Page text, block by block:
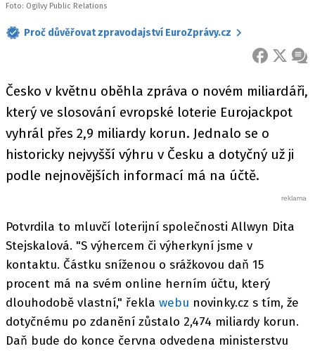
Foto: Ogilvy Public Relations
Proč důvěřovat zpravodajství EuroZprávy.cz
FACEBOOK
X
Česko v květnu oběhla zpráva o novém miliardáři,
který ve slosování evropské loterie Eurojackpot
vyhrál přes 2,9 miliardy korun. Jednalo se o
historicky nejvyšší výhru v Česku a dotyčný už ji
podle nejnovějších informací má na účtě.
Potvrdila to mluvčí loterijní společnosti Allwyn Dita
Stejskalová. "S výhercem či výherkyní jsme v
kontaktu. Částku sníženou o srážkovou daň 15
procent má na svém online herním účtu, který
dlouhodobě vlastní," řekla webu novinky.cz s tím, že
dotyčnému po zdanění zůstalo 2,474 miliardy korun.
Daň bude do konce června odvedena ministerstvu